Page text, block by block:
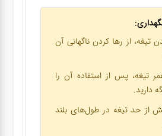
از رها کردن ناگهانی آن
تیغه، پس از استفاده آن را
دارید.
از حد تیغه در طول‌های بلند